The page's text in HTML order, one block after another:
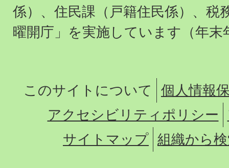
係）、住民課（戸籍住民係）、税
曜開庁」を実施しています（年末
このサイトについて
個人情報
アクセシビリティポリシー
サイトマップ 組織から